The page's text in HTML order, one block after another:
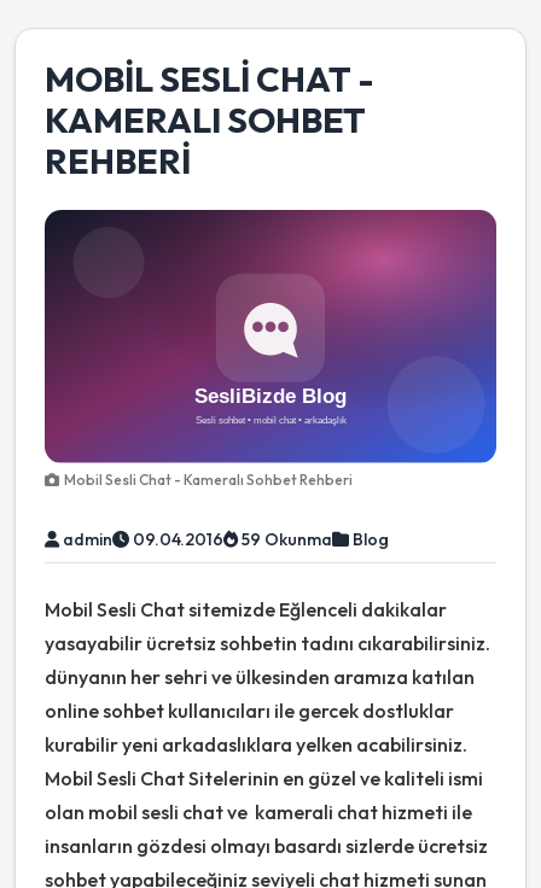
MOBIL SESLI CHAT -
KAMERALI SOHBET
REHBERI
Mobil Sesli Chat - Kameralı Sohbet Rehberi
admin 09.04.2016 59 Okunma Blog
Mobil Sesli Chat sitemizde Eğlenceli dakikalar
yasayabilir ücretsiz sohbetin tadını cıkarabilirsiniz.
dünyanın her sehri ve ülkesinden aramıza katılan
online sohbet kullanıcıları ile gercek dostluklar
kurabilir yeni arkadaslıklara yelken acabilirsiniz.
Mobil Sesli Chat Sitelerinin en güzel ve kaliteli ismi
olan mobil sesli chat ve kamerali chat hizmeti ile
insanların gözdesi olmayı basardı sizlerde ücretsiz
sohbet yapabileceğiniz seviyeli chat hizmeti sunan